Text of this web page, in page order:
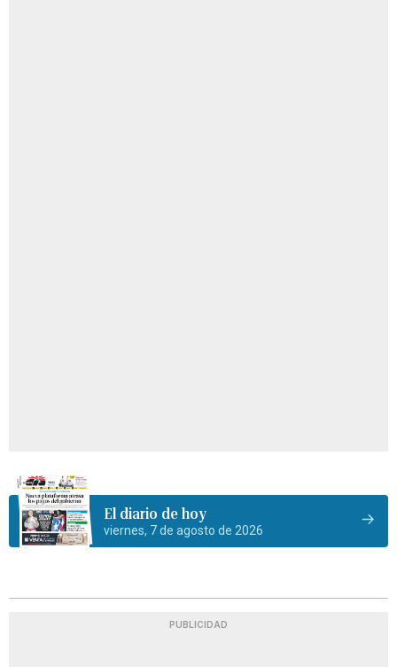
El diario de hoy
viernes, 7 de agosto de 2026
PUBLICIDAD